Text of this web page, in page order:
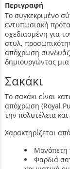
Περιγραφή
Το συγκεκριμένο
εντυπωσιακή
σχεδιασμένη για
στυλ,
απόχρωση
δημιουργώντας μια
Σακάκι
Το σακάκι είναι
απόχρωση (Royal
την πολυτέλεια
Χαρακτηρίζεται
Μονόπετη
Φαρδιά